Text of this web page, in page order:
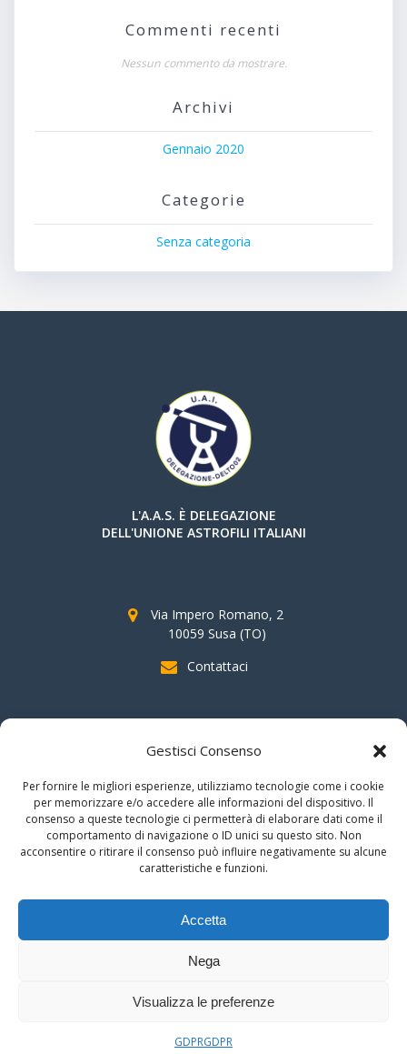
Gestisci Consenso
Per fornire le migliori esperienze, utilizziamo tecnologie come i cookie
per memorizzare e/o accedere alle informazioni del dispositivo. Il
consenso a queste tecnologie ci permetterà di elaborare dati come il
comportamento di navigazione o ID unici su questo sito. Non
acconsentire o ritirare il consenso può influire negativamente su alcune
caratteristiche e funzioni.
Accetta
Nega
Visualizza le preferenze
GDPRGDPR
Commenti recenti
Nessun commento da mostrare.
Archivi
Gennaio 2020
Categorie
Senza categoria
L'A.A.S. È DELEGAZIONE
DELL'UNIONE ASTROFILI ITALIANI
Via Impero Romano, 2
10059 Susa (TO)
Contattaci
SOSTIENI AAS
indicando il
C.F. 96020930010
nella dichiarazione dei redditi e
firmando per la destinazione del"cinque per mille".
Grazie!!
© 2026 Associazione Astrofili Segusini